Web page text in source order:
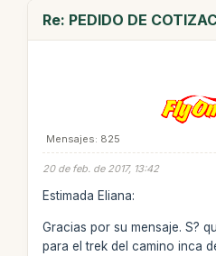
Re: PEDIDO DE
Mensajes: 825
20 de feb. de 2017, 13:42
Estimada Eliana:
Gracias por su mensaje. S?
para el trek del camino inca